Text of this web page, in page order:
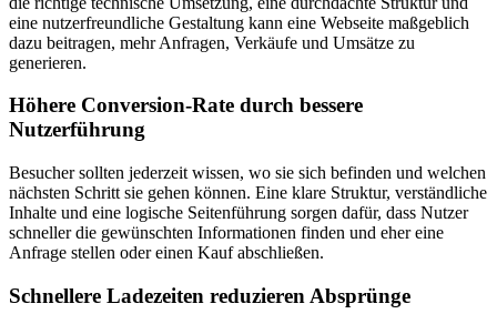
eine nutzerfreundliche Gestaltung kann eine Webseite maßgeblich
dazu beitragen, mehr Anfragen, Verkäufe und Umsätze zu
generieren.
Höhere Conversion-Rate durch bessere
Nutzerführung
Besucher sollten jederzeit wissen, wo sie sich befinden und welchen
nächsten Schritt sie gehen können. Eine klare Struktur, verständliche
Inhalte und eine logische Seitenführung sorgen dafür, dass Nutzer
schneller die gewünschten Informationen finden und eher eine
Anfrage stellen oder einen Kauf abschließen.
Schnellere Ladezeiten reduzieren Absprünge